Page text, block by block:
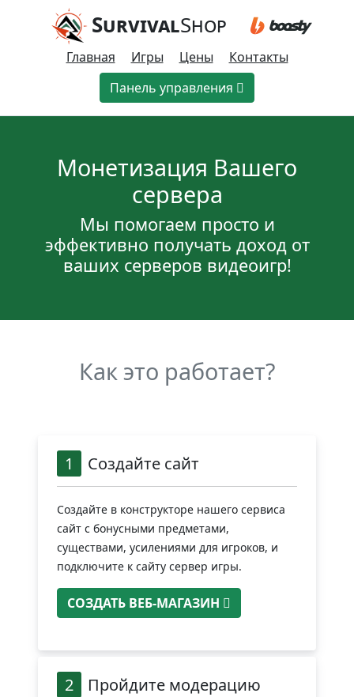
SurvivalShop
Главная Игры Цены
Контакты
Панель управления
Монетизация Вашего
сервера
Мы помогаем просто и
эффективно получать доход от
ваших серверов видеоигр!
Как это работает?
1 Создайте сайт
Создайте в конструкторе нашего сервиса
сайт с бонусными предметами,
существами, усилениями для игроков, и
подключите к сайту сервер игры.
СОЗДАТЬ ВЕБ-МАГАЗИН
2 Пройдите модерацию